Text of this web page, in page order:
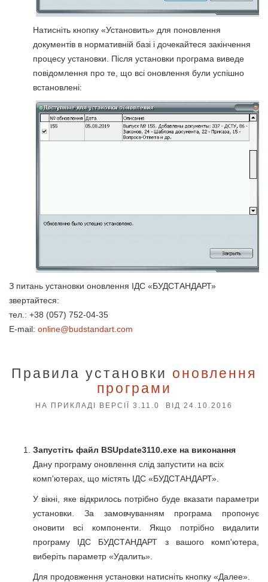
Натисніть кнопку «Установить» для поновлення
документів в нормативній базі і дочекайтеся закінчення
процесу установки. Після установки програма виведе
повідомлення про те, що всі оновлення були успішно
встановлені:
З питань установки оновлення ІДС «БУДСТАНДАРТ»
звертайтеся:
тел.: +38 (057) 752-04-35
E-mail: online@budstandart.com
Правила установки оновлення
програми
НА ПРИКЛАДІ ВЕРСІЇ 3.11.0 ВІД 24.10.2016
Запустіть файл BSUpdate3110.exe на виконання
Дану програму оновлення слід запустити на всіх
комп'ютерах, що містять ІДС «БУДСТАНДАРТ».
У вікні, яке відкрилось потрібно буде вказати параметри
установки. За замовчуванням програма пропонує
оновити всі компоненти. Якщо потрібно видалити
програму ІДС БУДСТАНДАРТ з вашого комп'ютера,
виберіть параметр «Удалить».
Для продовження установки натисніть кнопку «Далее».